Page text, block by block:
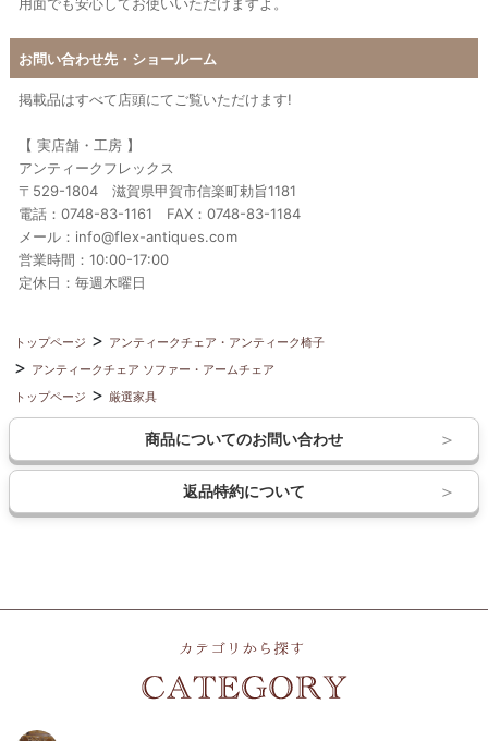
お問い合わせ先・ショールーム
掲載品はすべて店頭にてご覧いただけます!
【 実店舗・工房 】
アンティークフレックス
〒529-1804 滋賀県甲賀市信楽町勅旨1181
電話：0748-83-1161 FAX：0748-83-1184
メール：info@flex-antiques.com
営業時間：10:00-17:00
定休日：毎週木曜日
トップページ
アンティークチェア・アンティーク椅子
アンティークチェア ソファー・アームチェア
トップページ
厳選家具
商品についてのお問い合わせ
返品特約について